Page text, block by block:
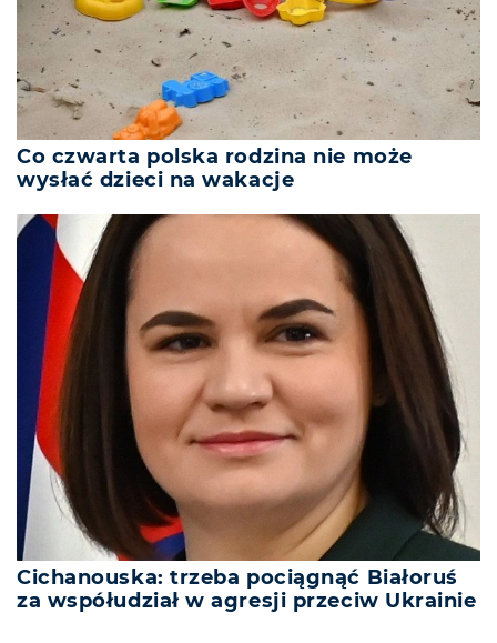
Co czwarta polska rodzina nie może
wysłać dzieci na wakacje
Cichanouska: trzeba pociągnąć Białoruś
za współudział w agresji przeciw Ukrainie